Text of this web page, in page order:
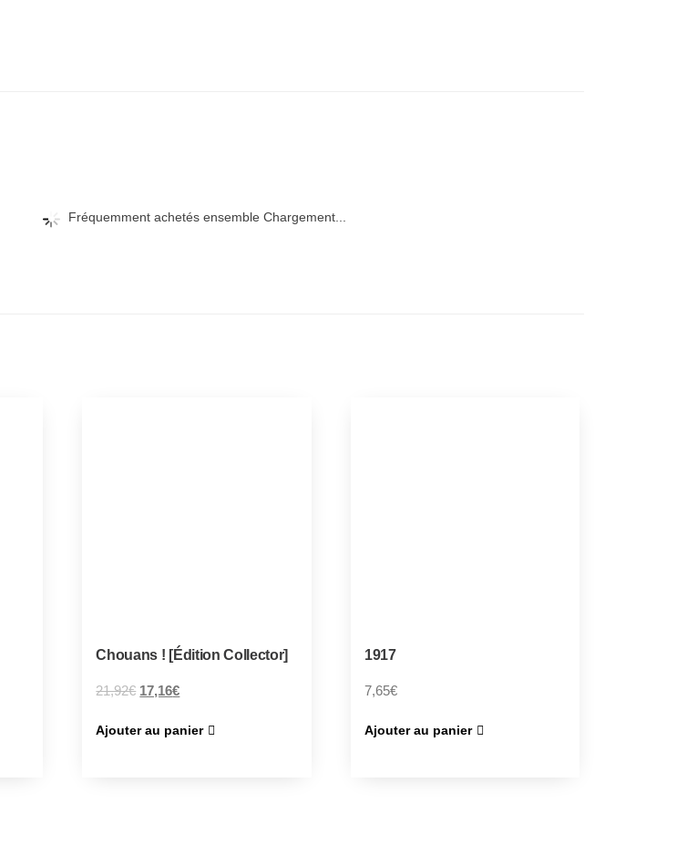
Fréquemment achetés ensemble Chargement...
Chouans ! [Édition Collector]
21,92€ 17,16€
Ajouter au panier
1917
7,65€
Ajouter au panier